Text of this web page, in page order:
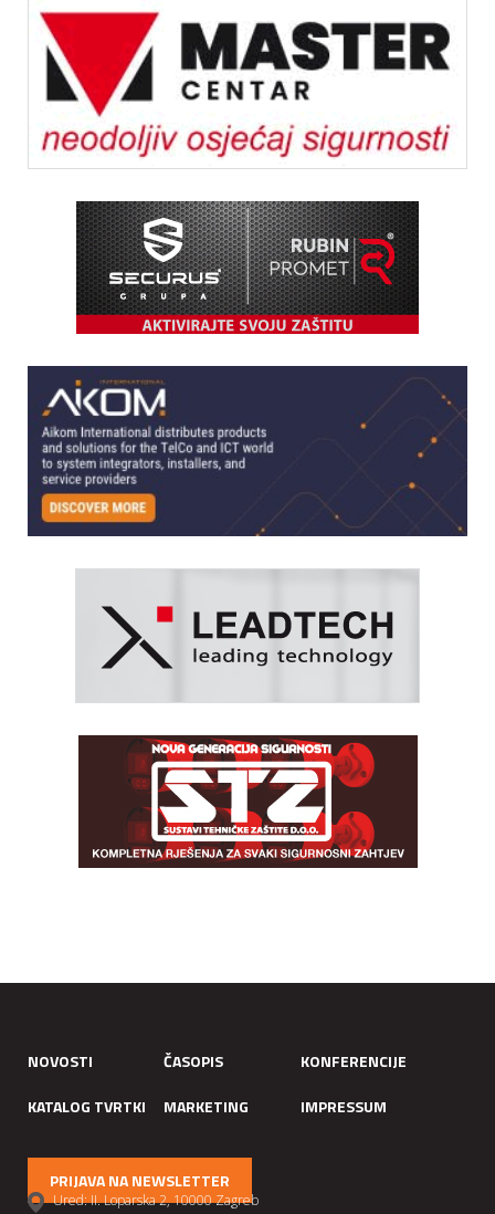
NOVOSTI ČASOPIS
KONFERENCIJE
KATALOG TVRTKI
MARKETING IMPRESSUM
PRIJAVA NA NEWSLETTER
Ured: II. Loparska 2, 10000 Zagreb